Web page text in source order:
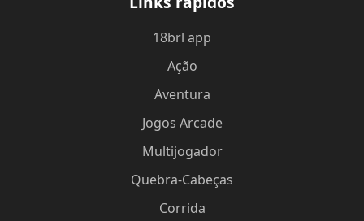
18brl app
Ação
Aventura
Jogos Arcade
Multijogador
Quebra-Cabeças
Corrida